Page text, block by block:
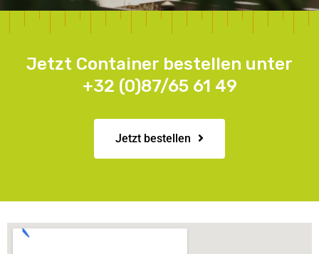
Jetzt Container bestellen unter
+32 (0)87/65 61 49
Jetzt bestellen